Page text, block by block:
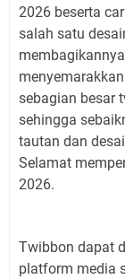
2026 beserta
salah satu
sebagian besar
sehingga
tautan dan
Selamat
2026.
Twibbon dapat
platform media